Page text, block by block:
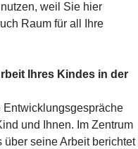
weil Sie hier
Raum für all Ihre
Ihres Kindes in der
und Ihnen. Im Zentrum
seine Arbeit berichtet